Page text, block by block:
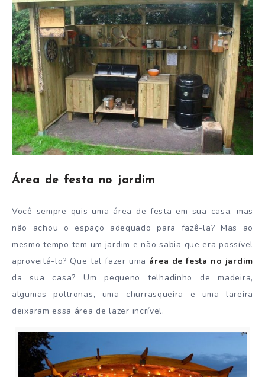
Área de festa no jardim
Você sempre quis uma área de festa em sua casa, mas
não achou o espaço adequado para fazê-la? Mas ao
mesmo tempo tem um jardim e não sabia que era possível
aproveitá-lo? Que tal fazer uma área de festa no jardim
da sua casa? Um pequeno telhadinho de madeira,
algumas poltronas, uma churrasqueira e uma lareira
deixaram essa área de lazer incrível.